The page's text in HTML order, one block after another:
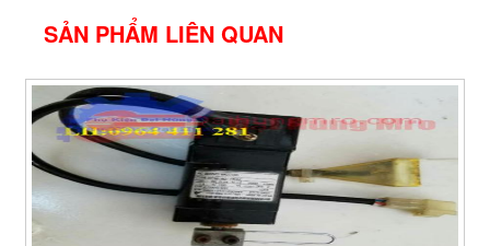
SẢN PHẨM LIÊN QUAN